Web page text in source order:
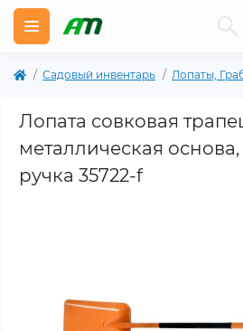
Садовый инвентарь Лопаты,
Лопата совковая
металлическая
ручка 35722-f